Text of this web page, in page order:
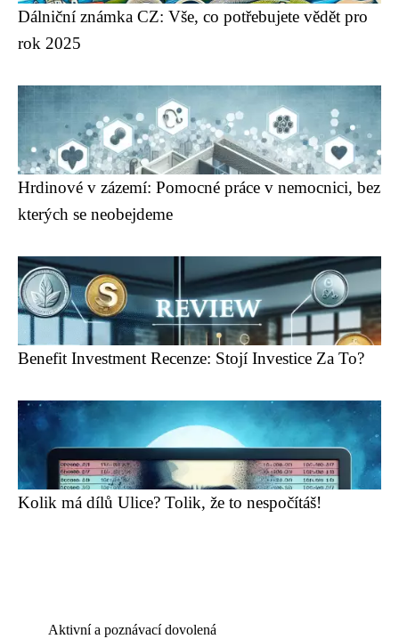
Dálniční známka CZ: Vše, co potřebujete vědět pro
rok 2025
Hrdinové v zázemí: Pomocné práce v nemocnici, bez
kterých se neobejdeme
Benefit Investment Recenze: Stojí Investice Za To?
Kolik má dílů Ulice? Tolik, že to nespočítáš!
Aktivní a poznávací dovolená